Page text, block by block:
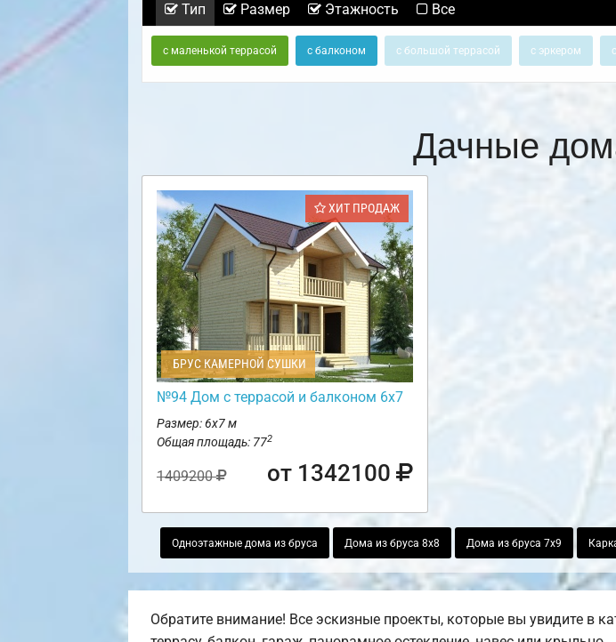
Тип Размер Этажность Все
с маленькой террасой с балконом с большой террасой с эркером
Дачные
ХИТ ПРОДАЖ
БРУС КАМЕРНОЙ СУШКИ
№94 Дом с террасой и балконом 6х7
Размер: 6х7 м
Общая площадь: 772
1409200 от 1342100
Одноэтажные дома из бруса Дома из бруса 8х8 Дома из бруса 7х9
Обратите внимание! Все эскизные проекты, которые вы увидите в